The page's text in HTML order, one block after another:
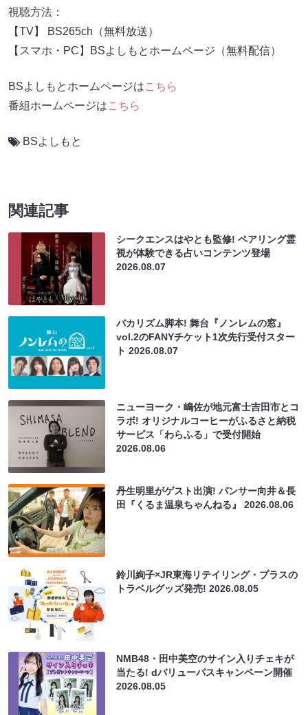
視聴方法：
【TV】 BS265ch（無料放送）
【スマホ・PC】BSよしもとホームページ（無料配信）
BSよしもとホームページはこちら
番組ホームページはこちら
BSよしもと
関連記事
シークエンスはやとも監修! ペアリング霊
視が体験できる占いコンテンツ登場
2026.08.07
バカリズム脚本! 舞台『ノンレムの窓』
vol.2のFANYチケット1次先行受付スター
ト2026.08.07
ニューヨーク・嶋佐が地元富士吉田市とコ
ラボ! オリジナルコーヒーがふるさと納税
サービス「わらふる」で受付開始
2026.08.06
丹生明里がゲスト出演! パンサー向井＆長
田『くるま温泉ちゃんねる』2026.08.06
鈴川絢子×JR東海リテイリング・プラスの
トラベルグッズ発売!2026.08.05
NMB48・田中美空のサイン入りチェキが
当たる! dバリューパスキャンペーン開催
2026.08.05